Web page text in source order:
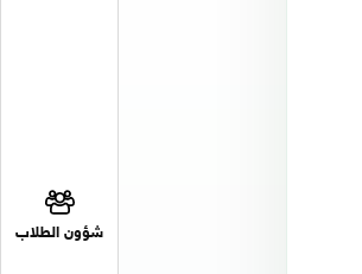
شؤون الطلاب